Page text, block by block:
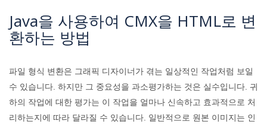
Java을 사용하여 CMX을 HTML로 변
환하는 방법
파일 형식 변환은 그래픽 디자이너가 겪는 일상적인 작업처럼 보일
수 있습니다. 하지만 그 중요성을 과소평가하는 것은 실수입니다. 귀
하의 작업에 대한 평가는 이 작업을 얼마나 신속하고 효과적으로 처
리하는지에 따라 달라질 수 있습니다. 일반적으로 원본 이미지는 인